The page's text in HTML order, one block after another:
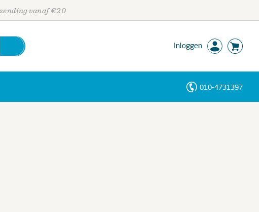
vanaf €20
Inloggen
010-4731397
Personen